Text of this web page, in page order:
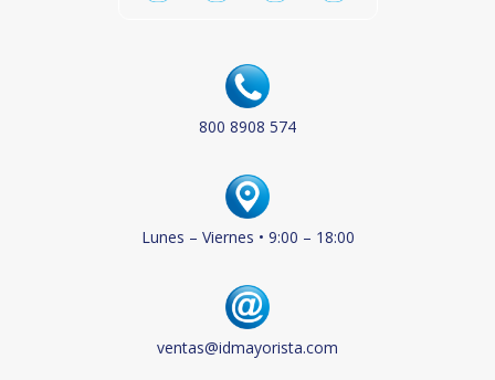
800 8908 574
Lunes – Viernes • 9:00 – 18:00
ventas@idmayorista.com